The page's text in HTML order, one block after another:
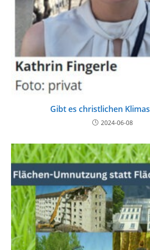
Gibt es christlichen
2024-06-08